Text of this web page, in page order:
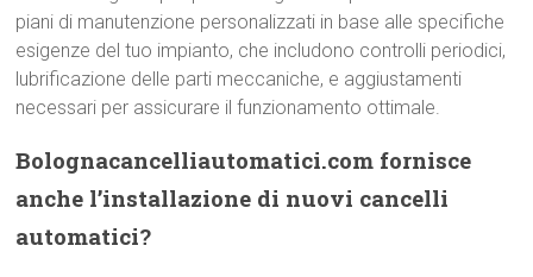
piani di manutenzione personalizzati in base alle specifiche
esigenze del tuo impianto, che includono controlli periodici,
lubrificazione delle parti meccaniche, e aggiustamenti
necessari per assicurare il funzionamento ottimale.
Bolognacancelliautomatici.com fornisce
anche l’installazione di nuovi cancelli
automatici?